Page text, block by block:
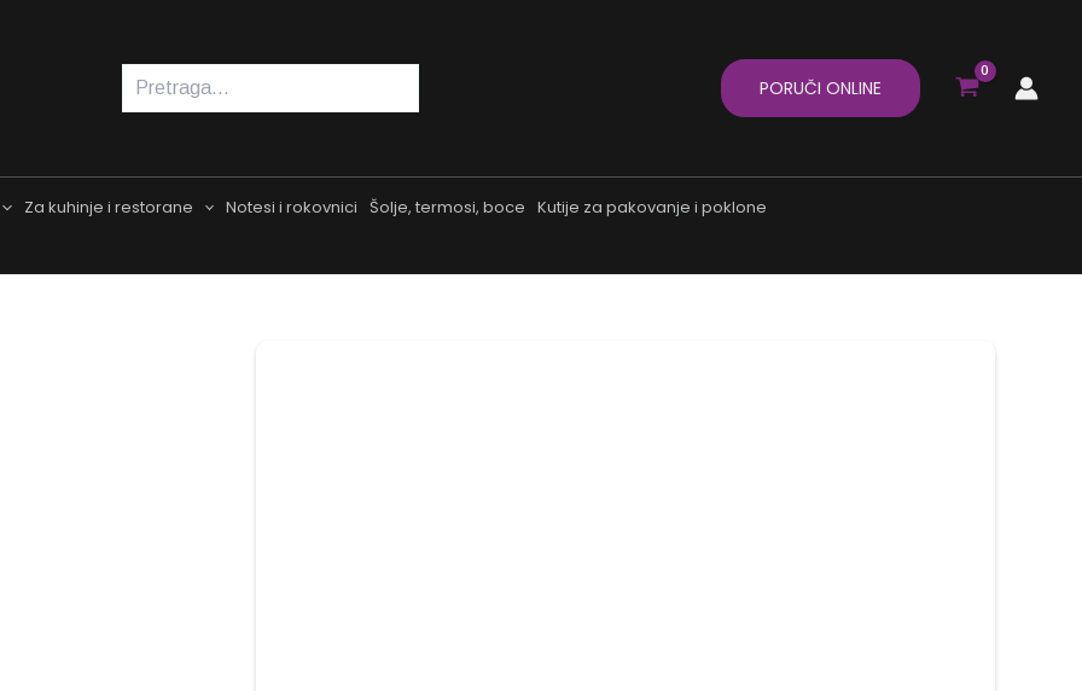
PORUČI ONLINE
Za kuhinje i restorane Notesi i rokovnici Šolje, termosi, boce Kutije za pakovanje i poklone